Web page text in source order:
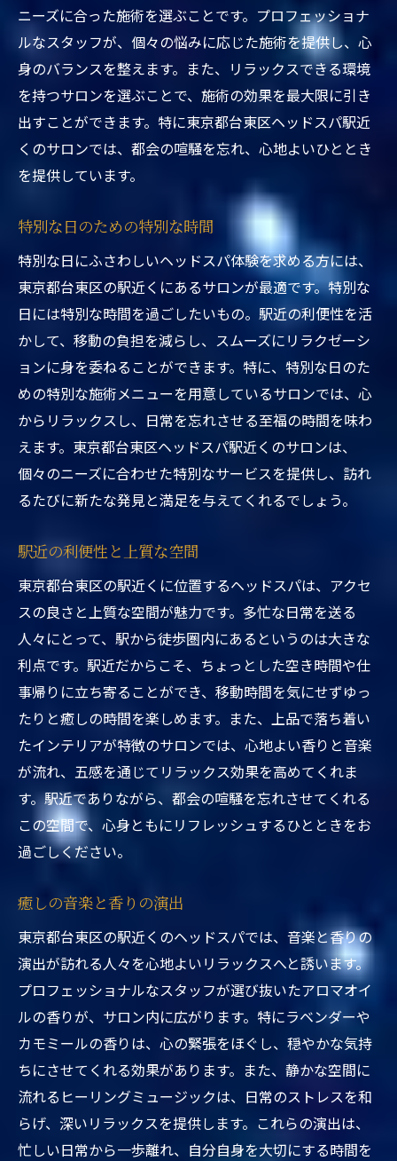
ニーズに合った施術を選ぶことです。プロフェッショナ
ルなスタッフが、個々の悩みに応じた施術を提供し、心
身のバランスを整えます。また、リラックスできる環境
を持つサロンを選ぶことで、施術の効果を最大限に引き
出すことができます。特に東京都台東区ヘッドスパ駅近
くのサロンでは、都会の喧騒を忘れ、心地よいひととき
を提供しています。
特別な日のための特別な時間
特別な日にふさわしいヘッドスパ体験を求める方には、
東京都台東区の駅近くにあるサロンが最適です。特別な
日には特別な時間を過ごしたいもの。駅近の利便性を活
かして、移動の負担を減らし、スムーズにリラクゼーシ
ョンに身を委ねることができます。特に、特別な日のた
めの特別な施術メニューを用意しているサロンでは、心
からリラックスし、日常を忘れさせる至福の時間を味わ
えます。東京都台東区ヘッドスパ駅近くのサロンは、
個々のニーズに合わせた特別なサービスを提供し、訪れ
るたびに新たな発見と満足を与えてくれるでしょう。
駅近の利便性と上質な空間
東京都台東区の駅近くに位置するヘッドスパは、アクセ
スの良さと上質な空間が魅力です。多忙な日常を送る
人々にとって、駅から徒歩圏内にあるというのは大きな
利点です。駅近だからこそ、ちょっとした空き時間や仕
事帰りに立ち寄ることができ、移動時間を気にせずゆっ
たりと癒しの時間を楽しめます。また、上品で落ち着い
たインテリアが特徴のサロンでは、心地よい香りと音楽
が流れ、五感を通じてリラックス効果を高めてくれま
す。駅近でありながら、都会の喧騒を忘れさせてくれる
この空間で、心身ともにリフレッシュするひとときをお
過ごしください。
癒しの音楽と香りの演出
東京都台東区の駅近くのヘッドスパでは、音楽と香りの
演出が訪れる人々を心地よいリラックスへと誘います。
プロフェッショナルなスタッフが選び抜いたアロマオイ
ルの香りが、サロン内に広がります。特にラベンダーや
カモミールの香りは、心の緊張をほぐし、穏やかな気持
ちにさせてくれる効果があります。また、静かな空間に
流れるヒーリングミュージックは、日常のストレスを和
らげ、深いリラックスを提供します。これらの演出は、
忙しい日常から一歩離れ、自分自身を大切にする時間を